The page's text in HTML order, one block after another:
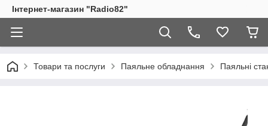
Інтернет-магазин "Radio82"
Товари та послуги Паяльне обладнання Паяльні